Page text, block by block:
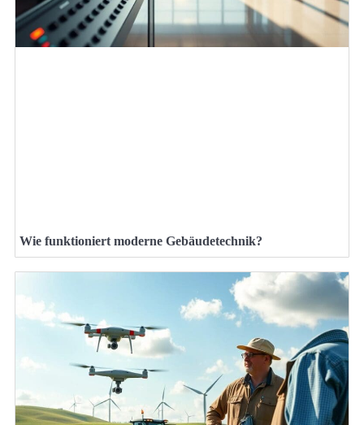
Wie funktioniert moderne Gebäudetechnik?